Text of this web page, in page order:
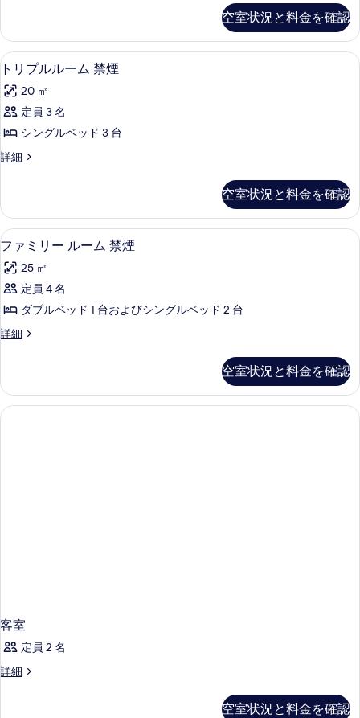
す
る
す
べ
て
の
写
を
示
す
る
詳
ー
ム
シ
ン
グ
ル
ベ
2
台
禁
煙
の
す
べ
の
写
ー
ド
ル
ム
シ
グ
ル
ベ
2
禁
煙
の
詳
細
空室状況と料金を確認
ト
リ
プ
ル
ー
禁
煙
の
す
べ
て
の
を
表
セーフティボックス (室内)、デスク
8
トリプルルーム 禁煙
20 ㎡
定員 3 名
シングルベッド 3 台
詳細
ト
ル
ー
ム
煙
の
細
空室状況と料金を確認
フ
ァ
ミ
リ
ル
ム
禁
表
示
す
る
ファミリー ルーム 禁煙 | セーフティ
12
ファミリー ルーム 禁煙
25 ㎡
定員 4 名
ダブルベッド 1 台およびシングルベッド 2 台
詳細
フ
ー
ル
ー
空室状況と料金を確認
客室
定員 2 名
詳細
客
空室状況と料金を確認